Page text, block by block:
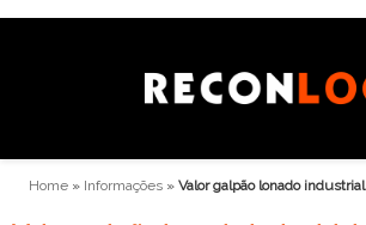
Home » Informações » Valor galpão lonado industrial